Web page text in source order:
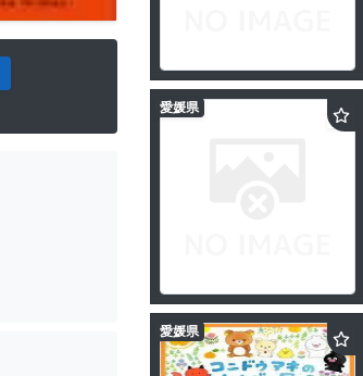
愛媛県
愛媛県